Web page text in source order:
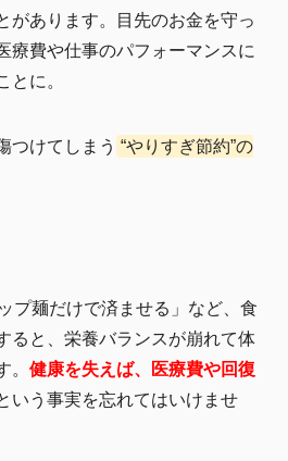
があります。目先のお金を守っ
療費や仕事のパフォーマンスに
とに。
つけてしまう “やりすぎ節約”の
プ麺だけで済ませる」など、食
ると、栄養バランスが崩れて体
。 健康を失えば、医療費や回復
いう事実を忘れてはいけませ